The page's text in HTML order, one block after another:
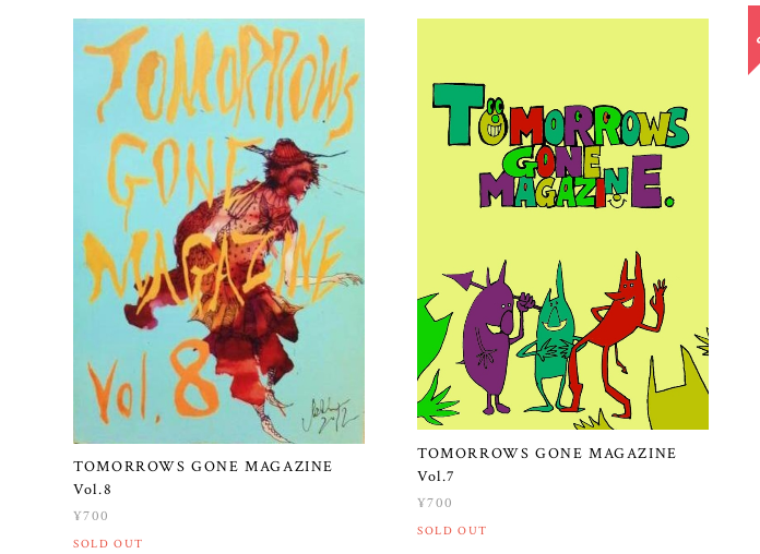
TOMORROWS GONE MAGAZINE
Vol.8
¥700
SOLD OUT
TOMORROWS GONE MAGAZINE
Vol.7
¥700
SOLD OUT